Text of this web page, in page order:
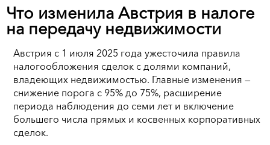
Что изменила Австрия в налоге
на передачу недвижимости
Австрия с 1 июля 2025 года ужесточила правила
налогообложения сделок с долями компаний,
владеющих недвижимостью. Главные изменения —
снижение порога с 95% до 75%, расширение
периода наблюдения до семи лет и включение
большего числа прямых и косвенных корпоративных
сделок.